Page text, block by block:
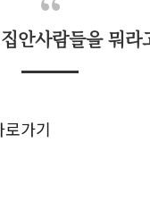
안사람들을 뭐라
가기